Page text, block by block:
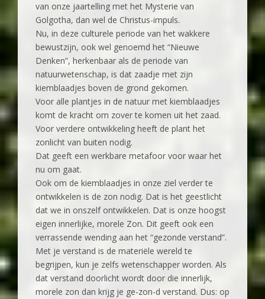
van onze jaartelling met het Mysterie van
Golgotha, dan wel de Christus-impuls.
Nu, in deze culturele periode van het wakkere
bewustzijn, ook wel genoemd het “Nieuwe
Denken”, herkenbaar als de periode van
natuurwetenschap, is dat zaadje met zijn
kiemblaadjes boven de grond gekomen.
Voor alle plantjes in de natuur met kiemblaadjes
komt de kracht om zover te komen uit het zaad.
Voor verdere ontwikkeling heeft de plant het
zonlicht van buiten nodig.
Dat geeft een werkbare metafoor voor waar het
nu om gaat.
Ook om de kiemblaadjes in onze ziel verder te
ontwikkelen is de zon nodig. Dat is het geestlicht
dat we in onszelf ontwikkelen. Dat is onze hoogst
eigen innerlijke, morele Zon. Dit geeft ook een
verrassende wending aan het “gezonde verstand”.
Met je verstand is de materiële wereld te
begrijpen, kun je zelfs wetenschapper worden. Als
dat verstand doorlicht wordt door die innerlijk,
morele zon dan krijg je ge-zon-d verstand. Dus: op